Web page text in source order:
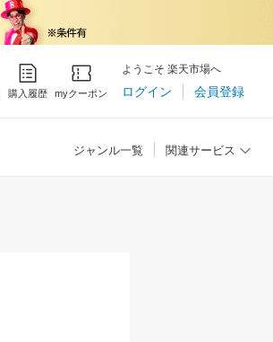
購入履歴 myクーポン
ようこそ 楽天市場へ
ログイン 会員登録
ジャンル一覧 関連サービス